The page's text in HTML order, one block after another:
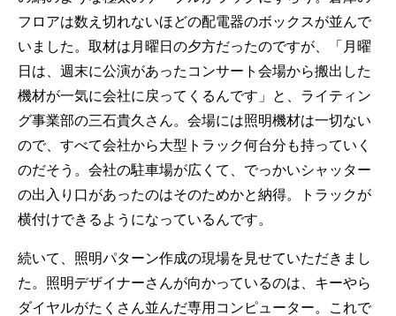
フロアは数え切れないほどの配電器のボックスが並んで
いました。取材は月曜日の夕方だったのですが、「月曜
日は、週末に公演があったコンサート会場から搬出した
機材が一気に会社に戻ってくるんです」と、ライティン
グ事業部の三石貴久さん。会場には照明機材は一切ない
ので、すべて会社から大型トラック何台分も持っていく
のだそう。会社の駐車場が広くて、でっかいシャッター
の出入り口があったのはそのためかと納得。トラックが
横付けできるようになっているんです。
続いて、照明パターン作成の現場を見せていただきまし
た。照明デザイナーさんが向かっているのは、キーやら
ダイヤルがたくさん並んだ専用コンピューター。これで